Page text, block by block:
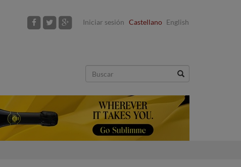
Iniciar sesión Castellano English